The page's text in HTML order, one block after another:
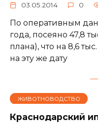
03.05.2014 0
По оперативным
года, посеяно 47,8
плана), что на 8,6
на эту же дату
ЖИВОТНОВОДСТВО
Краснодарский